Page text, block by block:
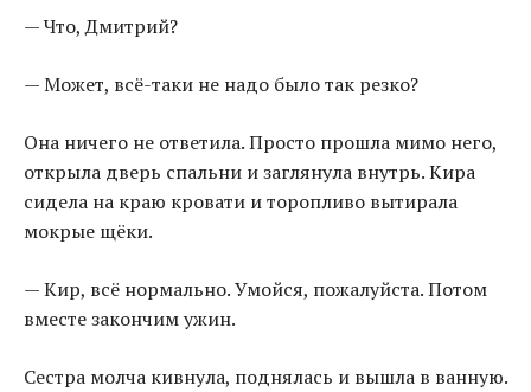
— Что, Дмитрий?
— Может, всё-таки не надо было так резко?
Она ничего не ответила. Просто прошла мимо него,
открыла дверь спальни и заглянула внутрь. Кира
сидела на краю кровати и торопливо вытирала
мокрые щёки.
— Кир, всё нормально. Умойся, пожалуйста. Потом
вместе закончим ужин.
Сестра молча кивнула, поднялась и вышла в ванную.